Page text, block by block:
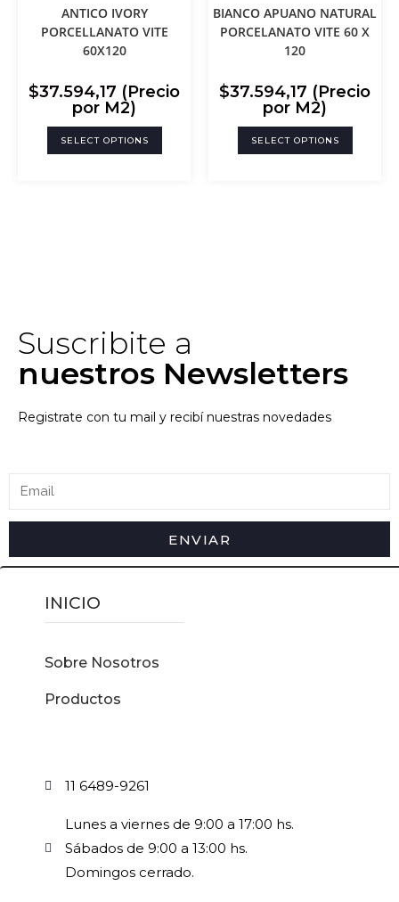
ANTICO IVORY
PORCELLANATO VITE
60X120
$37.594,17 (Precio
por M2)
SELECT OPTIONS
BIANCO APUANO NATURAL
PORCELANATO VITE 60 X
120
$37.594,17 (Precio
por M2)
SELECT OPTIONS
Suscribite a
nuestros Newsletters
Registrate con tu mail y recibí nuestras novedades
ENVIAR
INICIO
Sobre Nosotros
Productos
11 6489-9261
Lunes a viernes de 9:00 a 17:00 hs.
Sábados de 9:00 a 13:00 hs.
Domingos cerrado.